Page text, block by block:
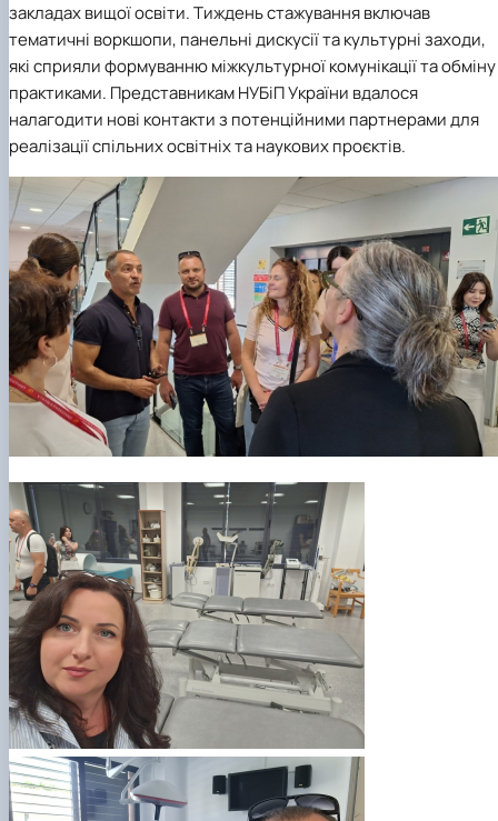
закладах вищої освіти. Тиждень стажування включав
тематичні воркшопи, панельні дискусії та культурні заходи,
які сприяли формуванню міжкультурної комунікації та обміну
практиками. Представникам НУБіП України вдалося
налагодити нові контакти з потенційними партнерами для
реалізації спільних освітніх та наукових проєктів.